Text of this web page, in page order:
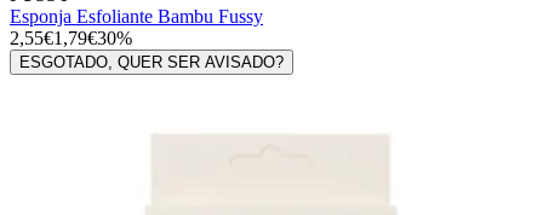
Esponja Esfoliante Bambu Fussy
2,55€1,79€30%
ESGOTADO, QUER SER AVISADO?